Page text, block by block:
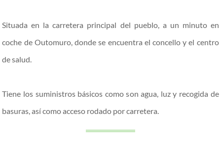
Situada en la carretera principal del pueblo, a un minuto en
coche de Outomuro, donde se encuentra el concello y el centro
de salud.
Tiene los suministros básicos como son agua, luz y recogida de
basuras, así como acceso rodado por carretera.